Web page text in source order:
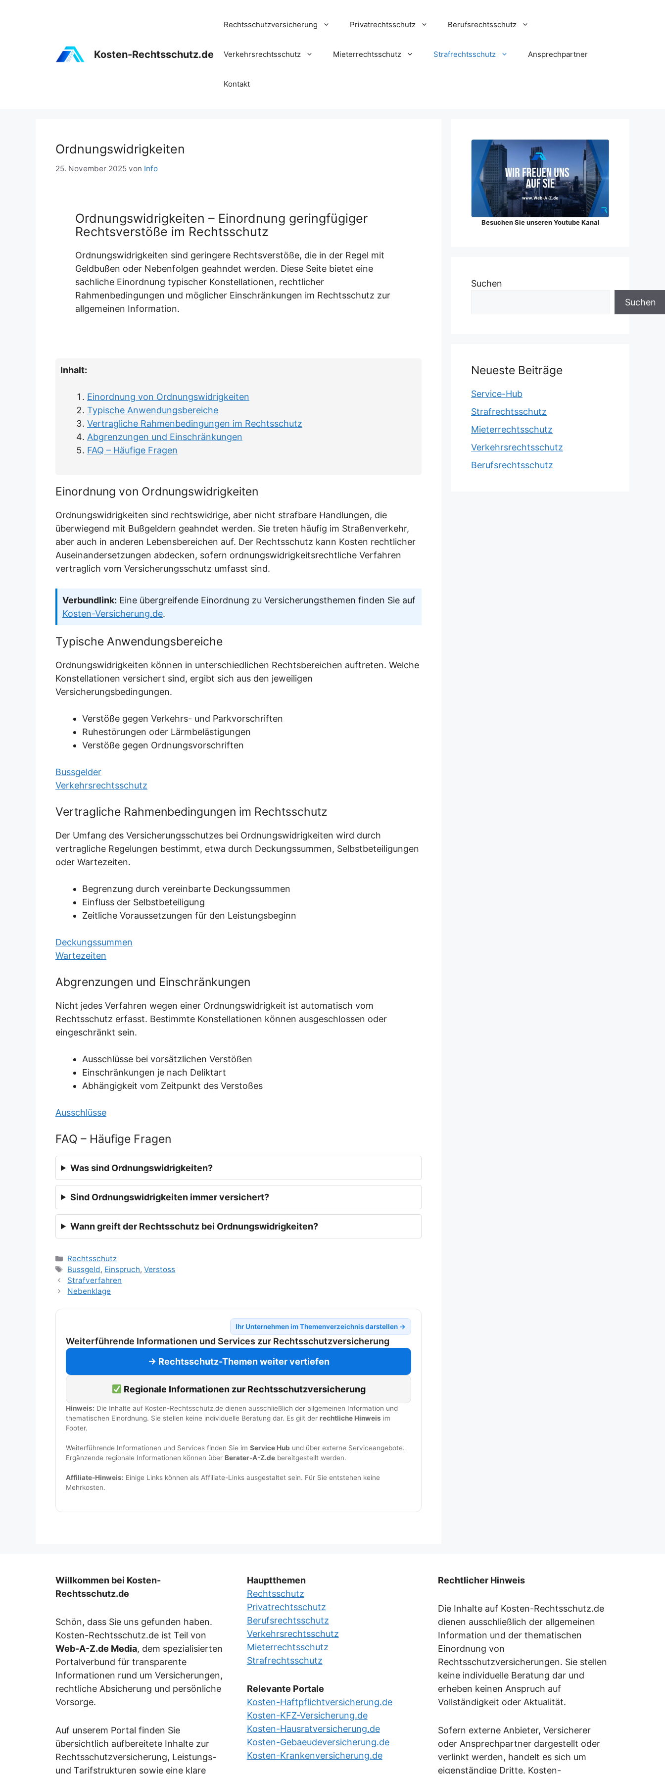
Kosten-Rechtsschutz.de
Rechtsschutzversicherung Privatrechtsschutz Berufsrechtsschutz
Verkehrsrechtsschutz Mieterrechtsschutz Strafrechtsschutz Ansprechpartner
Kontakt
Ordnungswidrigkeiten
25. November 2025 von Info
Ordnungswidrigkeiten – Einordnung geringfügiger
Rechtsverstöße im Rechtsschutz
Ordnungswidrigkeiten sind geringere Rechtsverstöße, die in der Regel mit
Geldbußen oder Nebenfolgen geahndet werden. Diese Seite bietet eine
sachliche Einordnung typischer Konstellationen, rechtlicher
Rahmenbedingungen und möglicher Einschränkungen im Rechtsschutz zur
allgemeinen Information.
Inhalt:
Einordnung von Ordnungswidrigkeiten
Typische Anwendungsbereiche
Vertragliche Rahmenbedingungen im Rechtsschutz
Abgrenzungen und Einschränkungen
FAQ – Häufige Fragen
Einordnung von Ordnungswidrigkeiten
Ordnungswidrigkeiten sind rechtswidrige, aber nicht strafbare Handlungen, die
überwiegend mit Bußgeldern geahndet werden. Sie treten häufig im Straßenverkehr,
aber auch in anderen Lebensbereichen auf. Der Rechtsschutz kann Kosten rechtlicher
Auseinandersetzungen abdecken, sofern ordnungswidrigkeitsrechtliche Verfahren
vertraglich vom Versicherungsschutz umfasst sind.
Verbundlink: Eine übergreifende Einordnung zu Versicherungsthemen finden Sie auf
Kosten-Versicherung.de.
Typische Anwendungsbereiche
Ordnungswidrigkeiten können in unterschiedlichen Rechtsbereichen auftreten. Welche
Konstellationen versichert sind, ergibt sich aus den jeweiligen
Versicherungsbedingungen.
Verstöße gegen Verkehrs- und Parkvorschriften
Ruhestörungen oder Lärmbelästigungen
Verstöße gegen Ordnungsvorschriften
Bussgelder
Verkehrsrechtsschutz
Vertragliche Rahmenbedingungen im Rechtsschutz
Der Umfang des Versicherungsschutzes bei Ordnungswidrigkeiten wird durch
vertragliche Regelungen bestimmt, etwa durch Deckungssummen, Selbstbeteiligungen
oder Wartezeiten.
Begrenzung durch vereinbarte Deckungssummen
Einfluss der Selbstbeteiligung
Zeitliche Voraussetzungen für den Leistungsbeginn
Deckungssummen
Wartezeiten
Abgrenzungen und Einschränkungen
Nicht jedes Verfahren wegen einer Ordnungswidrigkeit ist automatisch vom
Rechtsschutz erfasst. Bestimmte Konstellationen können ausgeschlossen oder
eingeschränkt sein.
Ausschlüsse bei vorsätzlichen Verstößen
Einschränkungen je nach Deliktart
Abhängigkeit vom Zeitpunkt des Verstoßes
Ausschlüsse
FAQ – Häufige Fragen
Was sind Ordnungswidrigkeiten?
Sind Ordnungswidrigkeiten immer versichert?
Wann greift der Rechtsschutz bei Ordnungswidrigkeiten?
Kategorien
Rechtsschutz
Schlagwörter
Bussgeld, Einspruch,Verstoss
Strafverfahren
Nebenklage
Ihr Unternehmen im Themenverzeichnis darstellen →
Weiterführende Informationen und Services zur Rechtsschutzversicherung
→ Rechtsschutz-Themen weiter vertiefen
Regionale Informationen zur Rechtsschutzversicherung
Hinweis: Die Inhalte auf Kosten-Rechtsschutz.de dienen ausschließlich der allgemeinen Information und
thematischen Einordnung. Sie stellen keine individuelle Beratung dar. Es gilt der rechtliche Hinweis im
Footer.
Weiterführende Informationen und Services finden Sie im Service Hub und über externe Serviceangebote.
Ergänzende regionale Informationen können über Berater-A-Z.de bereitgestellt werden.
Affiliate-Hinweis: Einige Links können als Affiliate-Links ausgestaltet sein. Für Sie entstehen keine
Mehrkosten.
Besuchen Sie unseren Youtube Kanal
Suchen
Suchen
Neueste Beiträge
Service-Hub
Strafrechtsschutz
Mieterrechtsschutz
Verkehrsrechtsschutz
Berufsrechtsschutz
Willkommen bei Kosten-
Rechtsschutz.de
Schön, dass Sie uns gefunden haben.
Kosten-Rechtsschutz.de ist Teil von
Web-A-Z.de Media, dem spezialisierten
Portalverbund für transparente
Informationen rund um Versicherungen,
rechtliche Absicherung und persönliche
Vorsorge.
Auf unserem Portal finden Sie
übersichtlich aufbereitete Inhalte zur
Rechtsschutzversicherung, Leistungs-
und Tarifstrukturen sowie eine klare
Hauptthemen
Rechtsschutz
Privatrechtsschutz
Berufsrechtsschutz
Verkehrsrechtsschutz
Mieterrechtsschutz
Strafrechtsschutz
Relevante Portale
Kosten-Haftpflichtversicherung.de
Kosten-KFZ-Versicherung.de
Kosten-Hausratversicherung.de
Kosten-Gebaeudeversicherung.de
Kosten-Krankenversicherung.de
Rechtlicher Hinweis
Die Inhalte auf Kosten-Rechtsschutz.de
dienen ausschließlich der allgemeinen
Information und der thematischen
Einordnung von
Rechtsschutzversicherungen. Sie stellen
keine individuelle Beratung dar und
erheben keinen Anspruch auf
Vollständigkeit oder Aktualität.
Sofern externe Anbieter, Versicherer
oder Ansprechpartner dargestellt oder
verlinkt werden, handelt es sich um
eigenständige Dritte. Kosten-